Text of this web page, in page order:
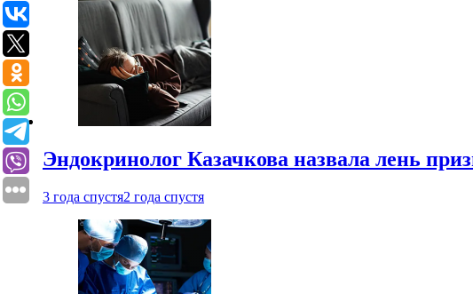
Эндокринолог Казачкова назвала лень
3 года спустя2 года спустя